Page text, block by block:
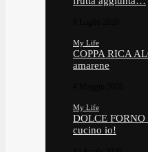
My Life
COPPA RICA
amarene
My Life
DOLCE
cucino io!